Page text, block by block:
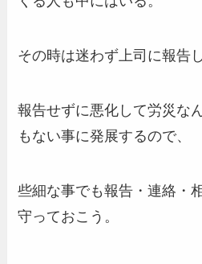
その時は迷わず上司に報告
報告せずに悪化して労災な
もない事に発展するので、
些細な事でも報告・連絡・
守っておこう。